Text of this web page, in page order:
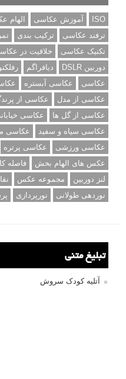
ISO آموزش عکاسی الهام
ترفند عکاسی
ترکیب بندی
تکنیک عکاسی
خلاقیت در
دوربین DSLR
دیافراگم
عکاسی
عکاسی آبستره
عکاسی از مدل
عکاسی از
عکاسی از گل ها
عکاسی
عکاسی سیاه و سفید
عکاسی
عکاسی ورزشی
عکاسی پرتره
عکس های الهام بخش
فاصله
لنز دوربین
مجموعه عکس
نوردهی طولانی
نورپردازی
تبلیغ متنی
آتلیه کودک سروش